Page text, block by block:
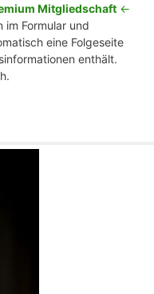
Mitgliedschaft <-
im Formular und
eine Folgeseite
enthält.